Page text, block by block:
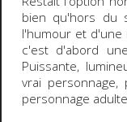
bien qu'hors du
l'humour et
c'est d'abord
Puissante,
vrai
personnage